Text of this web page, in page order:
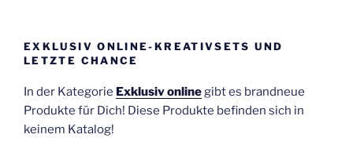
EXKLUSIV ONLINE-KREATIVSETS UND
LETZTE CHANCE
In der Kategorie Exklusiv onlinegibt es brandneue
Produkte für Dich! Diese Produkte befinden sich in
keinem Katalog!